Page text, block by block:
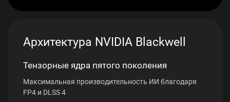
Архитектура NVIDIA Blackwell
Тензорные ядра пятого поколения
Максимальная производительность ИИ благодаря
FP4 и DLSS 4